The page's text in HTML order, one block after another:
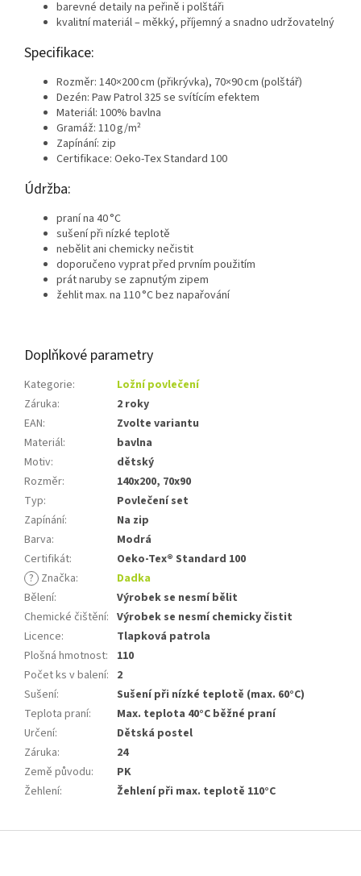
barevné detaily na peřině i polštáři
kvalitní materiál – měkký, příjemný a snadno udržovatelný
Specifikace:
Rozměr: 140×200 cm (přikrývka), 70×90 cm (polštář)
Dezén: Paw Patrol 325 se svítícím efektem
Materiál: 100% bavlna
Gramáž: 110 g/m²
Zapínání: zip
Certifikace: Oeko-Tex Standard 100
Údržba:
praní na 40 °C
sušení při nízké teplotě
nebělit ani chemicky nečistit
doporučeno vyprat před prvním použitím
prát naruby se zapnutým zipem
žehlit max. na 110 °C bez napařování
Doplňkové parametry
Kategorie:
Ložní povlečení
Záruka:
2 roky
EAN:
Zvolte variantu
Materiál:
bavlna
Motiv:
dětský
Rozměr:
140x200, 70x90
Typ:
Povlečení set
Zapínání:
Na zip
Barva:
Modrá
Certifikát:
Oeko-Tex® Standard 100
? Značka:
Dadka
Bělení:
Výrobek se nesmí bělit
Chemické čištění: Výrobek se nesmí chemicky čistit
Licence:
Tlapková patrola
Plošná hmotnost:
110
Počet ks v balení: 2
Sušení:
Sušení při nízké teplotě (max. 60°C)
Teplota praní:
Max. teplota 40°C běžné praní
Určení:
Dětská postel
Záruka:
24
Země původu:
PK
Žehlení: Žehlení při max. teplotě 110°C
Z